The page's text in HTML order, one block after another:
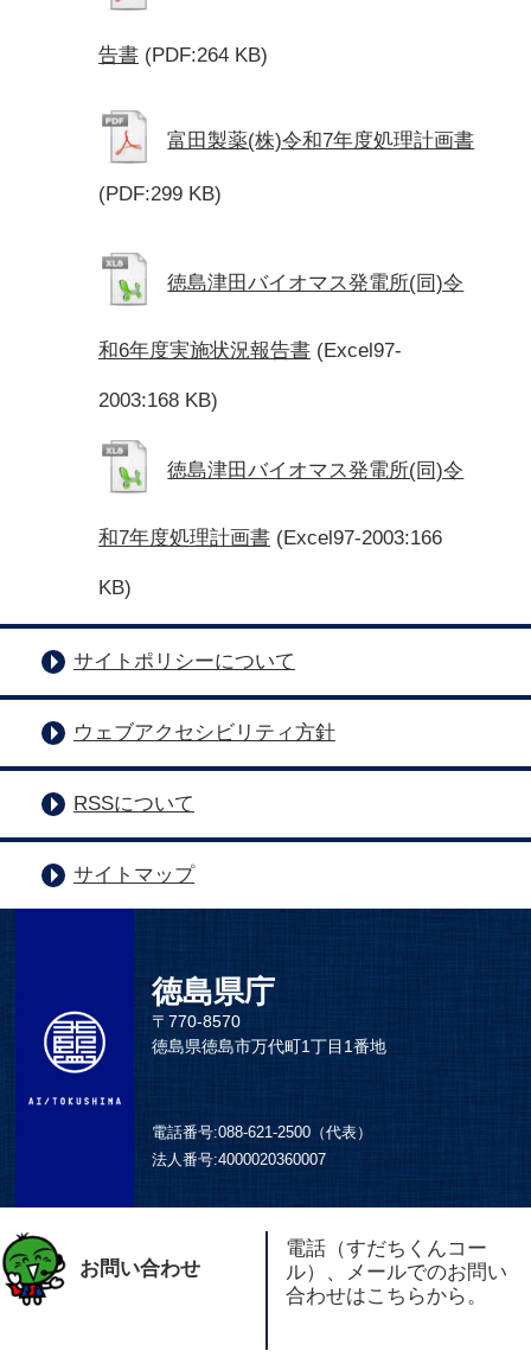
告書 (PDF:264 KB)
富田製薬(株)令和7年度処理計画書
(PDF:299 KB)
徳島津田バイオマス発電所(同)令
和6年度実施状況報告書 (Excel97-
2003:168 KB)
徳島津田バイオマス発電所(同)令
和7年度処理計画書 (Excel97-2003:166
KB)
サイトポリシーについて
ウェブアクセシビリティ方針
RSSについて
サイトマップ
徳島県庁
〒770-8570
徳島県徳島市万代町1丁目1番地
電話番号:088-621-2500（代表）
法人番号:4000020360007
お問い合わせ
電話（すだちくんコー
ル）、メールでのお問い
合わせはこちらから。